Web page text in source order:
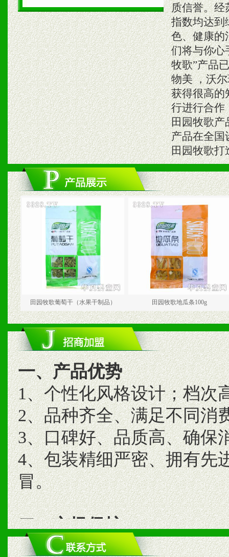
质信誉。经
指数均达到
色、健康
们将与你心
牧歌”产品
物美 ，沃
获得很高的
行进行合作
田园牧歌产
产品在全国
田园牧歌打
田园牧歌葡萄干（水果干制品） 田园牧歌地瓜条100g
一、产品优势
1、个性化风格设计；档次
2、品种齐全、满足不同消
3、口碑好、品质高、确保
4、包装精细严密、拥有先
冒。
二、市场保护
1、统一市场价格；建立全